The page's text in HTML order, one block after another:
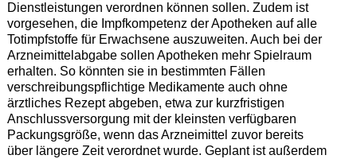
Dienstleistungen verordnen können sollen. Zudem ist
vorgesehen, die Impfkompetenz der Apotheken auf alle
Totimpfstoffe für Erwachsene auszuweiten. Auch bei der
Arzneimittelabgabe sollen Apotheken mehr Spielraum
erhalten. So könnten sie in bestimmten Fällen
verschreibungspflichtige Medikamente auch ohne
ärztliches Rezept abgeben, etwa zur kurzfristigen
Anschlussversorgung mit der kleinsten verfügbaren
Packungsgröße, wenn das Arzneimittel zuvor bereits
über längere Zeit verordnet wurde. Geplant ist außerdem